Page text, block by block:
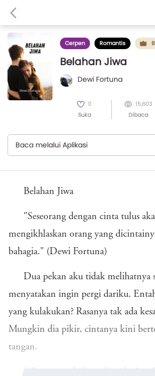
Cerpen Romantis
Belahan Jiwa
Dewi Fortuna
0
Suka
15,603
Dibaca
Baca melalui Aplikasi
Belahan Jiwa
"Seseorang dengan cinta tulus
mengikhlaskan orang yang
bahagia." (Dewi Fortuna)
Dua pekan aku tidak melihatnya
menyatakan ingin pergi dariku.
yang kulakukan? Rasanya tak ada
Mungkin dia pikir, cintanya kini
tangan.